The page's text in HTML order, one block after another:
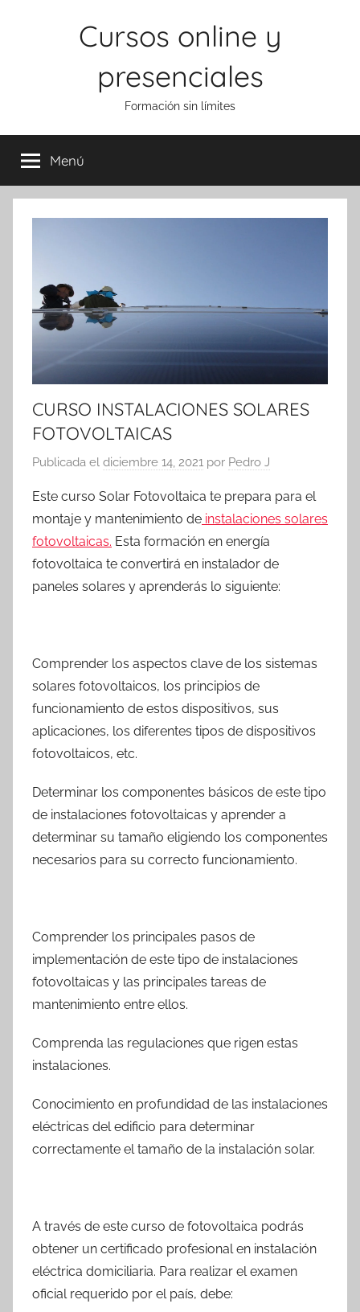
Cursos online y
presenciales
Formación sin límites
Menú
CURSO INSTALACIONES SOLARES
FOTOVOLTAICAS
Publicada el diciembre 14, 2021 por Pedro J
Este curso Solar Fotovoltaica te prepara para el
montaje y mantenimiento de instalaciones solares
fotovoltaicas. Esta formación en energía
fotovoltaica te convertirá en instalador de
paneles solares y aprenderás lo siguiente:
Comprender los aspectos clave de los sistemas
solares fotovoltaicos, los principios de
funcionamiento de estos dispositivos, sus
aplicaciones, los diferentes tipos de dispositivos
fotovoltaicos, etc.
Determinar los componentes básicos de este tipo
de instalaciones fotovoltaicas y aprender a
determinar su tamaño eligiendo los componentes
necesarios para su correcto funcionamiento.
Comprender los principales pasos de
implementación de este tipo de instalaciones
fotovoltaicas y las principales tareas de
mantenimiento entre ellos.
Comprenda las regulaciones que rigen estas
instalaciones.
Conocimiento en profundidad de las instalaciones
eléctricas del edificio para determinar
correctamente el tamaño de la instalación solar.
A través de este curso de fotovoltaica podrás
obtener un certificado profesional en instalación
eléctrica domiciliaria. Para realizar el examen
oficial requerido por el país, debe: